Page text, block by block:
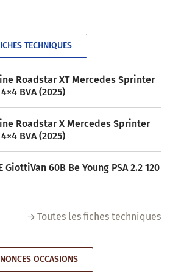
TECHNIQUES
Roadstar XT Mercedes Sprinter
BVA (2025)
Roadstar X Mercedes Sprinter
BVA (2025)
GiottiVan 60B Be Young PSA 2.2 120
Toutes les fiches techniques
OCCASIONS